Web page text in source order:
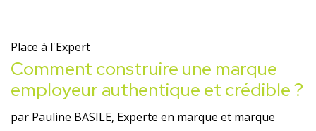
Place à l'Expert
Comment construire une marque
employeur authentique et crédible ?
par Pauline BASILE, Experte en marque et marque